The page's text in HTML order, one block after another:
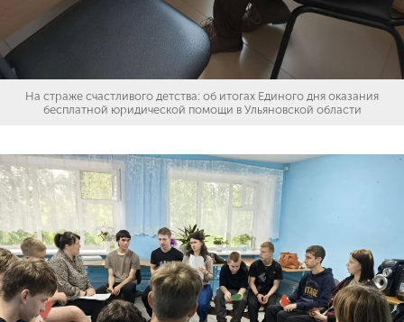
На страже счастливого детства: об итогах Единого дня оказания
бесплатной юридической помощи в Ульяновской области